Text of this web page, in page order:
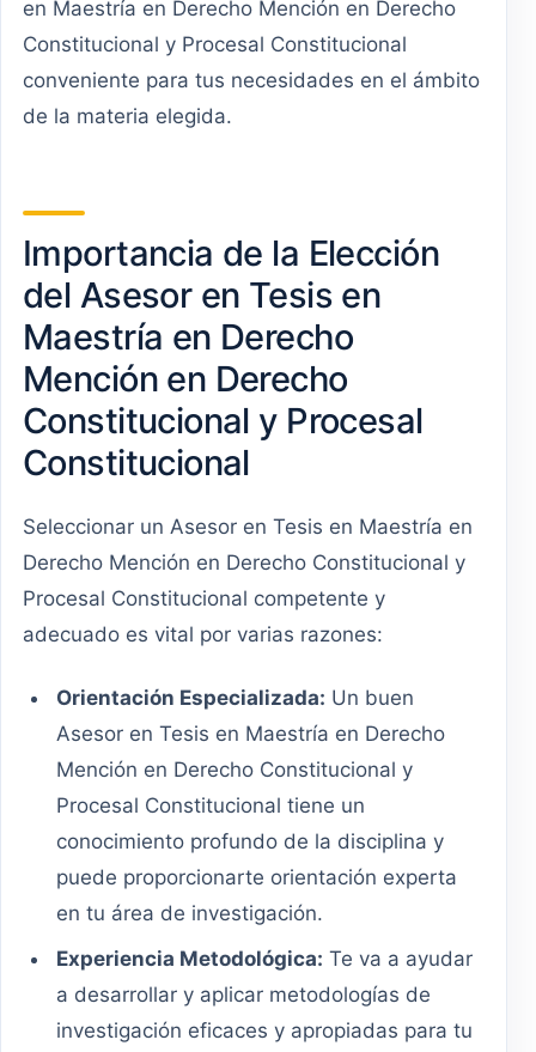
en Maestría en Derecho Mención en Derecho
Constitucional y Procesal Constitucional
conveniente para tus necesidades en el ámbito
de la materia elegida.
Importancia de la Elección
del Asesor en Tesis en
Maestría en Derecho
Mención en Derecho
Constitucional y Procesal
Constitucional
Seleccionar un Asesor en Tesis en Maestría en
Derecho Mención en Derecho Constitucional y
Procesal Constitucional competente y
adecuado es vital por varias razones:
Orientación Especializada: Un buen
Asesor en Tesis en Maestría en Derecho
Mención en Derecho Constitucional y
Procesal Constitucional tiene un
conocimiento profundo de la disciplina y
puede proporcionarte orientación experta
en tu área de investigación.
Experiencia Metodológica: Te va a ayudar
a desarrollar y aplicar metodologías de
investigación eficaces y apropiadas para tu